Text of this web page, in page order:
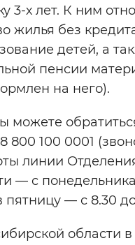
3-х лет. К ним
жилья без
детей, а
пенсии
на него).
можете
800 100 0001
линии
— с
пятницу — с 8.30
области в